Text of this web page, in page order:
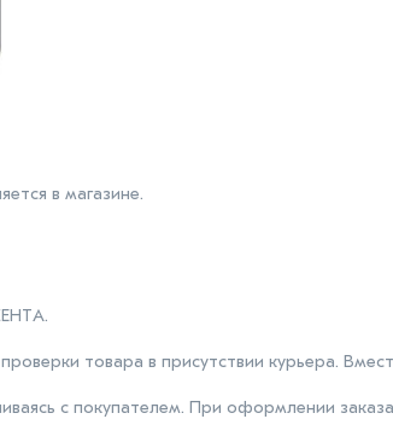
в магазине.
товара в присутствии курьера.
с покупателем. При оформлении